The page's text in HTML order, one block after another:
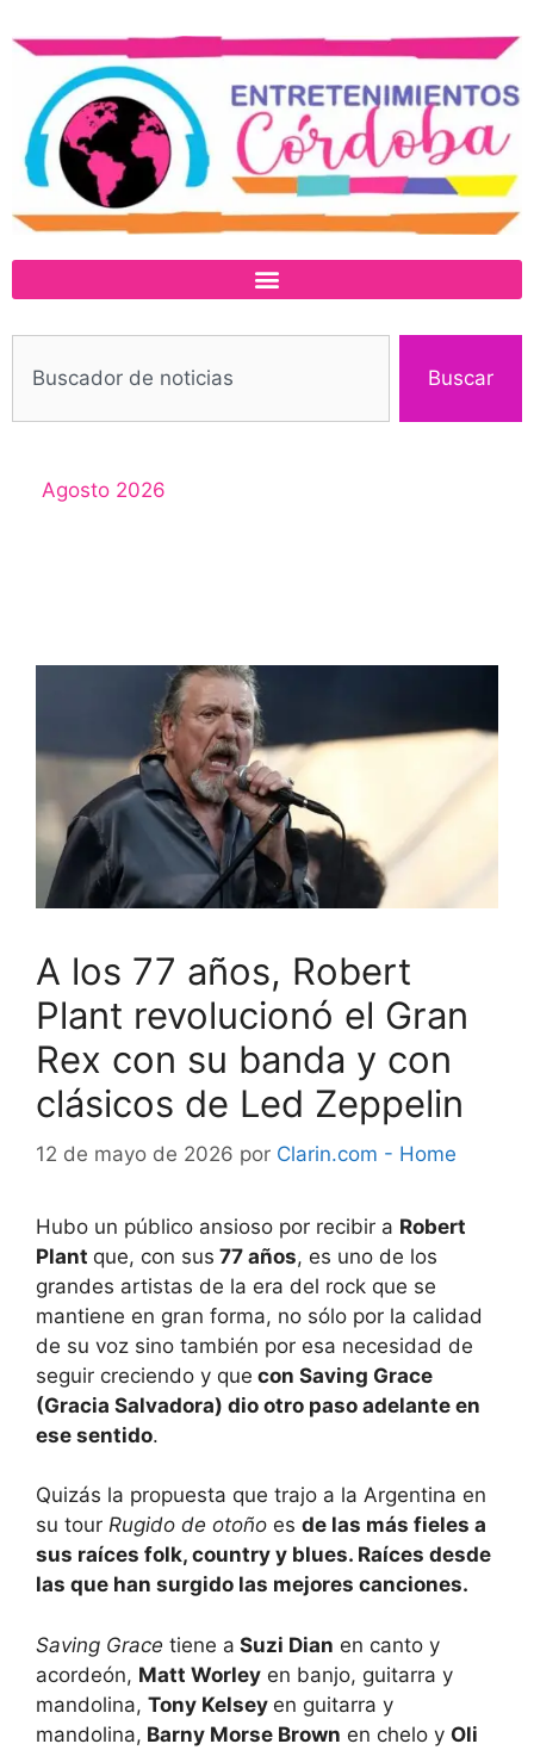
Buscar
Agosto 2026
A los 77 años, Robert
Plant revolucionó el Gran
Rex con su banda y con
clásicos de Led Zeppelin
12 de mayo de 2026 por Clarin.com - Home
Hubo un público ansioso por recibir a Robert
Plant que, con sus 77 años, es uno de los
grandes artistas de la era del rock que se
mantiene en gran forma, no sólo por la calidad
de su voz sino también por esa necesidad de
seguir creciendo y que con Saving Grace
(Gracia Salvadora) dio otro paso adelante en
ese sentido.
Quizás la propuesta que trajo a la Argentina en
su tour Rugido de otoño es de las más fieles a
sus raíces folk, country y blues. Raíces desde
las que han surgido las mejores canciones.
Saving Grace tiene a Suzi Dian en canto y
acordeón, Matt Worley en banjo, guitarra y
mandolina, Tony Kelsey en guitarra y
mandolina, Barny Morse Brown en chelo y Oli